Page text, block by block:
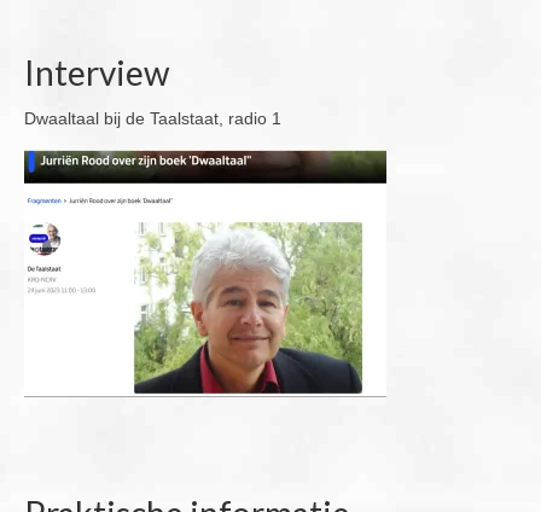
Interview
Dwaaltaal bij de Taalstaat, radio 1